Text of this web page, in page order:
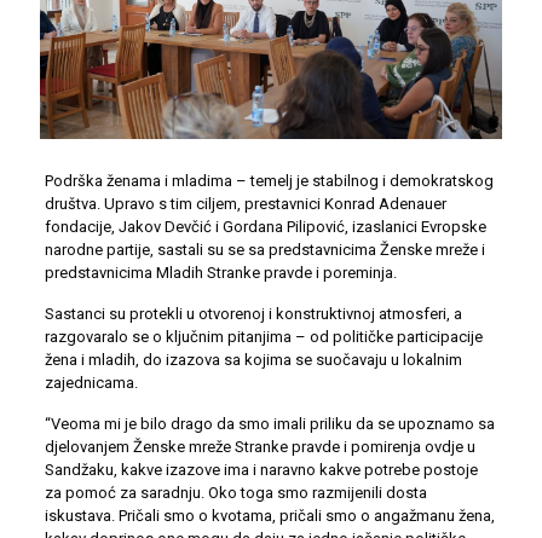
Podrška ženama i mladima – temelj je stabilnog i demokratskog
društva. Upravo s tim ciljem, prestavnici Konrad Adenauer
fondacije, Jakov Devčić i Gordana Pilipović, izaslanici Evropske
narodne partije, sastali su se sa predstavnicima Ženske mreže i
predstavnicima Mladih Stranke pravde i poreminja.
Sastanci su protekli u otvorenoj i konstruktivnoj atmosferi, a
razgovaralo se o ključnim pitanjima – od političke participacije
žena i mladih, do izazova sa kojima se suočavaju u lokalnim
zajednicama.
“Veoma mi je bilo drago da smo imali priliku da se upoznamo sa
djelovanjem Ženske mreže Stranke pravde i pomirenja ovdje u
Sandžaku, kakve izazove ima i naravno kakve potrebe postoje
za pomoć za saradnju. Oko toga smo razmijenili dosta
iskustava. Pričali smo o kvotama, pričali smo o angažmanu žena,